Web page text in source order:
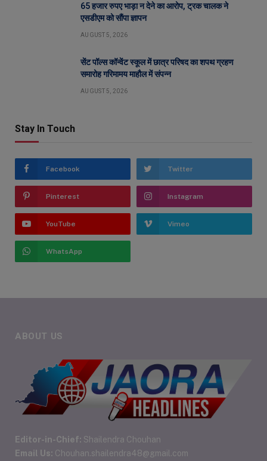
65 हजार रुपए भाड़ा न देने का आरोप, ट्रक चालक ने
एसडीएम को सौंपा ज्ञापन
AUGUST 5, 2026
सेंट पॉल्स कॉन्वेंट स्कूल में छात्र परिषद का शपथ ग्रहण
समारोह गरिमामय माहौल में संपन्न
AUGUST 5, 2026
Stay In Touch
Facebook Twitter
Pinterest Instagram
YouTube Vimeo
WhatsApp
ABOUT US
Editor-in-Chief: Shailendra Chouhan
Email Us: Chouhan.shailendra48@gmail.com